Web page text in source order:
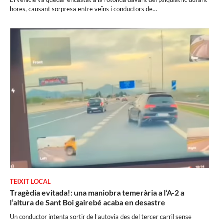
hores, causant sorpresa entre veïns i conductors de…
TEIXIT LOCAL
Tragèdia evitada!: una maniobra temerària a l’A-2 a
l’altura de Sant Boi gairebé acaba en desastre
Un conductor intenta sortir de l’autovia des del tercer carril sense